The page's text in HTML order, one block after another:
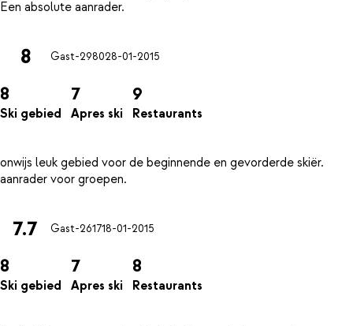
8 Gast-298028-01-2015
8
Ski gebied
7
Apres ski
9
Restaurants
onwijs leuk gebied voor de beginnende en gevorderde skiër.
7.7 Gast-261718-01-2015
8
Ski gebied
7
Apres ski
8
Restaurants